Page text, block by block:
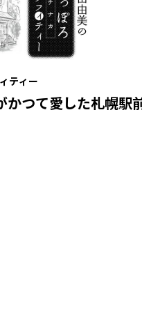
ティー
かつて愛した札幌駅